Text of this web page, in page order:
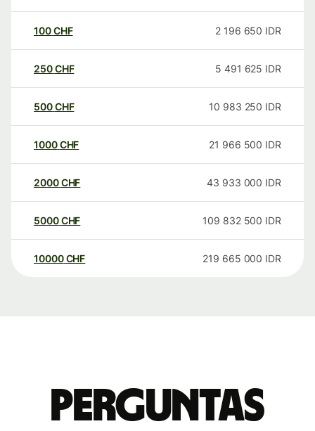
100CHF 2 196 650 IDR
250CHF 5 491 625 IDR
500CHF 10 983 250 IDR
1000CHF 21 966 500 IDR
2000CHF 43 933 000 IDR
5000CHF 109 832 500 IDR
10000 CHF 219 665 000 IDR
Perguntas